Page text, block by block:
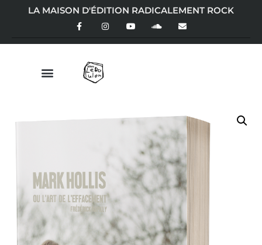
LA MAISON D'ÉDITION RADICALEMENT ROCK